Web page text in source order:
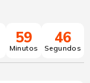
59
Minutos
45
Segundos